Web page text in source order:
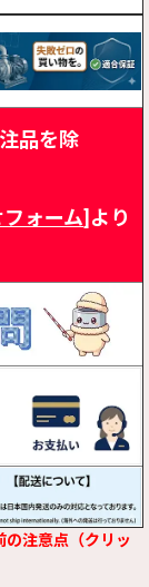
品を除
ォーム]より
注意点（クリッ